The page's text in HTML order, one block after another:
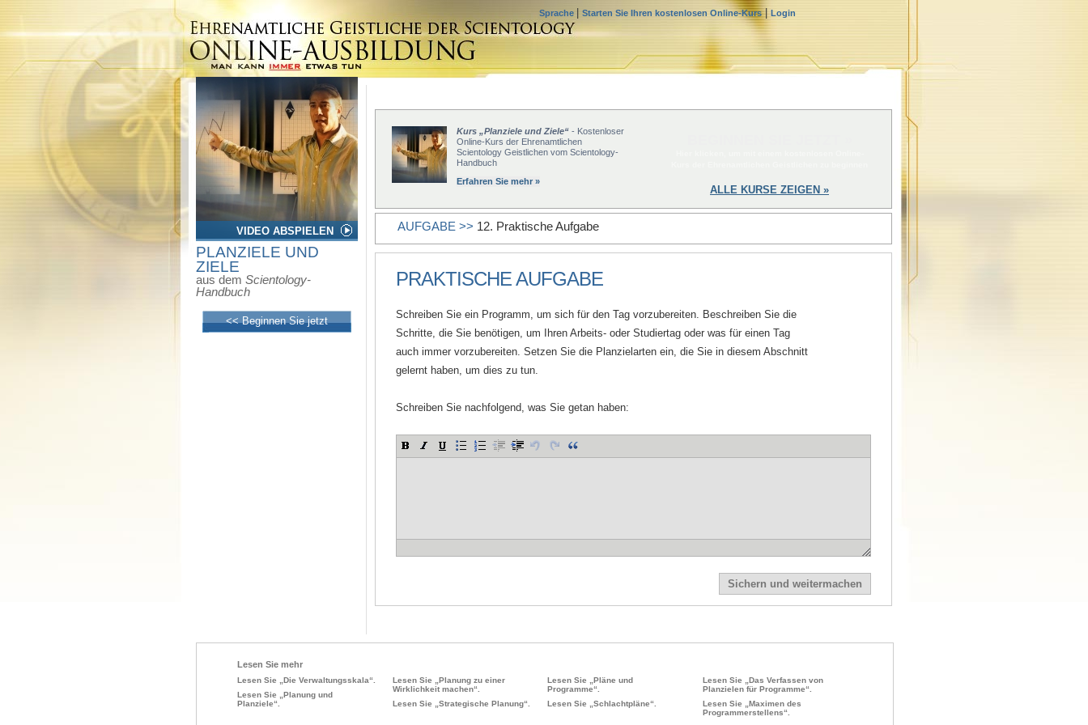
Sprache Starten Sie Ihren kostenlosen Online-Kurs | Login
VIDEO ABSPIELEN
PLANZIELE UND
ZIELE
aus dem Scientology-
Handbuch
<< Beginnen Sie jetzt
Kurs „Planziele und Ziele“ - Kostenloser
Online-Kurs der Ehrenamtlichen
Scientology Geistlichen vom Scientology-
Handbuch
Erfahren Sie mehr »
ALLE KURSE ZEIGEN »
AUFGABE >> 12. Praktische Aufgabe
PRAKTISCHE AUFGABE
Schreiben Sie ein Programm, um sich für den Tag vorzubereiten. Beschreiben Sie die
Schritte, die Sie benötigen, um Ihren Arbeits- oder Studiertag oder was für einen Tag
auch immer vorzubereiten. Setzen Sie die Planzielarten ein, die Sie in diesem Abschnitt
gelernt haben, um dies zu tun.
Schreiben Sie nachfolgend, was Sie getan haben:
Lesen Sie mehr
Lesen Sie „Die Verwaltungsskala“.
Lesen Sie „Planung und
Planziele“.
Lesen Sie „Planung zu einer
Wirklichkeit machen“.
Lesen Sie „Strategische Planung“.
Lesen Sie „Pläne und
Programme“.
Lesen Sie „Schlachtpläne“.
Lesen Sie „Das Verfassen von
Planzielen für Programme“.
Lesen Sie „Maximen des
Programmerstellens“.